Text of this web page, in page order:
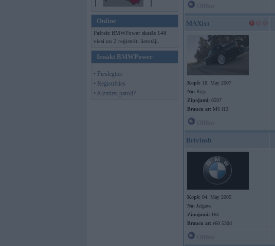
Online
Pašreiz BMWPower skatās 148
viesi un 2 reģistrēti lietotāji.
Ienākt BMWPower
• Pieslēgties
• Reģistrēties
• Aizmirsi paroli?
MAXixt
Kopš: 18. May 2007
No: Rīga
Ziņojumi: 6597
Braucu ar: M6 f13
Brivinsh
Kopš: 04. May 2005
No: Jelgava
Ziņojumi: 165
Braucu ar: e60 530d